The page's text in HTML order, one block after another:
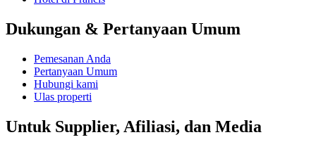
Dukungan & Pertanyaan Umum
Pemesanan Anda
Pertanyaan Umum
Hubungi kami
Ulas properti
Untuk Supplier, Afiliasi, dan Media